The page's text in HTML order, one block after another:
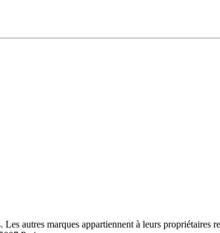
autres marques appartiennent à leurs propriétaires